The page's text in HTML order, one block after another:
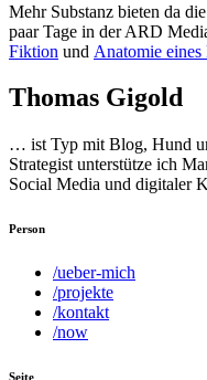
Mehr Substanz bieten da
paar Tage in der ARD
Fiktion und Anatomie eines
Thomas Gigold
… ist Typ mit Blog, Hund
Strategist unterstütze ich
Social Media und digitaler
Person
/ueber-mich
/projekte
/kontakt
/now
Seite